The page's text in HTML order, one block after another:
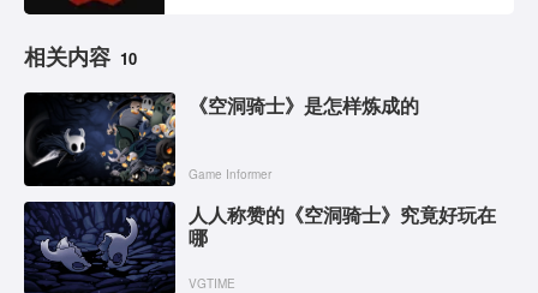
相关内容 10
《空洞骑士》是怎样炼成的
Game Informer
人人称赞的《空洞骑士》究竟好玩在
哪
VGTIME